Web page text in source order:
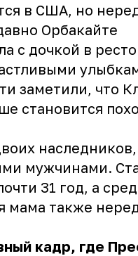
в США, но
Орбакайте
с дочкой в
заметили, что
становится
наследников,
мужчинами.
31 год, а
мама также
кадр, где